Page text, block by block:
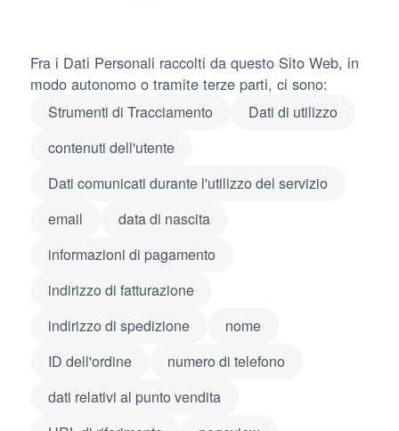
Fra i Dati Personali raccolti da questo Sito Web, in
modo autonomo o tramite terze parti, ci sono:
Strumenti di Tracciamento
Dati di utilizzo
contenuti dell'utente
Dati comunicati durante l'utilizzo del servizio
email
data di nascita
informazioni di pagamento
indirizzo di fatturazione
indirizzo di spedizione
nome
ID dell'ordine
numero di telefono
dati relativi al punto vendita